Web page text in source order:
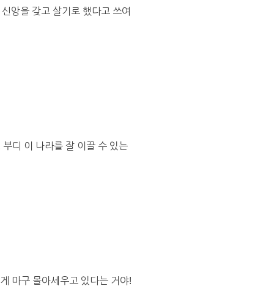
앙을 갖고 살기로 했다고 쓰여
디 이 나라를 잘 이끌 수 있는
마구 몰아세우고 있다는 거야!